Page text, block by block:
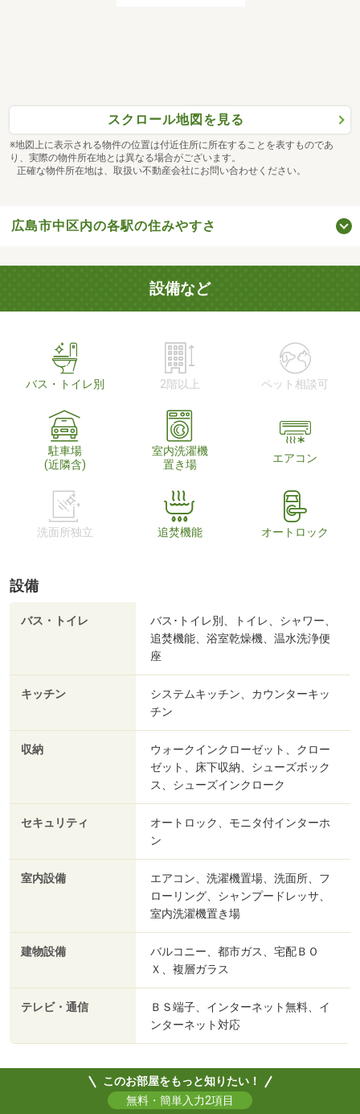
スクロール地図を見る
※地図上に表示される物件の位置は付近住所に所在することを表すものであ
り、実際の物件所在地とは異なる場合がございます。
正確な物件所在地は、取扱い不動産会社にお問い合わせください。
広島市中区内の各駅の住みやすさ
設備など
バス・トイレ別 2階以上 ペット相談可
駐車場
(近隣含)
室内洗濯機
置き場
エアコン
洗面所独立 追焚機能 オートロック
設備
バス・トイレ
バス･トイレ別、トイレ、シャワー、
追焚機能、浴室乾燥機、温水洗浄便
座
キッチン
システムキッチン、カウンターキッ
チン
収納
ウォークインクローゼット、クロー
ゼット、床下収納、シューズボック
ス、シューズインクローク
セキュリティ
オートロック、モニタ付インターホ
ン
室内設備
エアコン、洗濯機置場、洗面所、フ
ローリング、シャンプードレッサ、
室内洗濯機置き場
建物設備
バルコニー、都市ガス、宅配ＢＯ
Ｘ、複層ガラス
テレビ・通信
ＢＳ端子、インターネット無料、イ
ンターネット対応
このお部屋をもっと知りたい！
無料・簡単入力2項目